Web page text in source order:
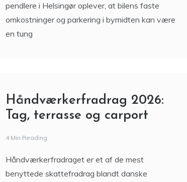
pendlere i Helsingør oplever, at bilens faste
omkostninger og parkering i bymidten kan være
en tung
Håndværkerfradrag 2026:
Tag, terrasse og carport
4 Min Reading
Håndværkerfradraget er et af de mest
benyttede skattefradrag blandt danske